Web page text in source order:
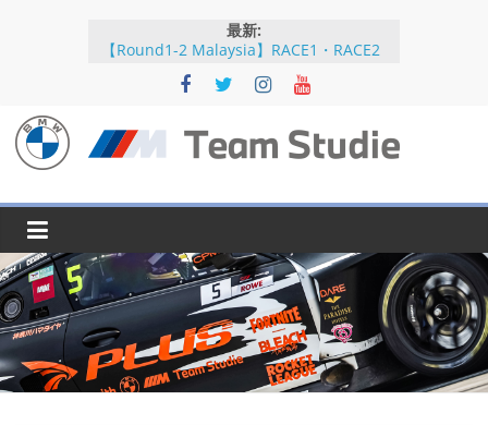
へ
キ
プ
最新:
【Round1-2 Malaysia】RACE1・RACE2
【Round5-6 JAPAN】RACE2
【Round5-6 JAPAN】RACE1・RACE2予選
【Round3-4 Indonesia】RACE1・RACE2
BMW
M
Team
Studie
SUPER